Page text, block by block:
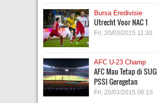
Bursa Eredivisie
Utrecht Voor NAC 1
Fri, 20/03/2015 11:30
AFC U-23 Champ
AFC Mau Tetap di
PSSI Geregetan
Fri, 20/03/2015 06:15